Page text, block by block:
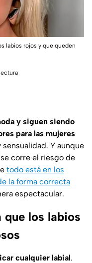
labios rojos y que queden
y siguen siendo
para las mujeres
Y aunque
corre el riesgo de
todo está en los
la forma correcta
espectacular.
los labios
cualquier labial.